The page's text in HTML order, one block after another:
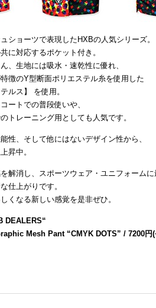
ショーツで表現したHXBの人気シリーズ。
に対応するポケット付き。
、生地には吸水・速乾性に優れ、
徴のY型断面ポリエステル糸を使用した
ルス】 を使用。
ートでの普段使いや、
トレーニング用としても人気です。
性、そして他にはないデザイン性から、
昇中。
解消し、スポーツウェア・ユニフォーム
仕上がりです。
くなる新しい感覚を是非ぜひ。
DEALERS“
Mesh Pant “CMYK DOTS” / 7200円